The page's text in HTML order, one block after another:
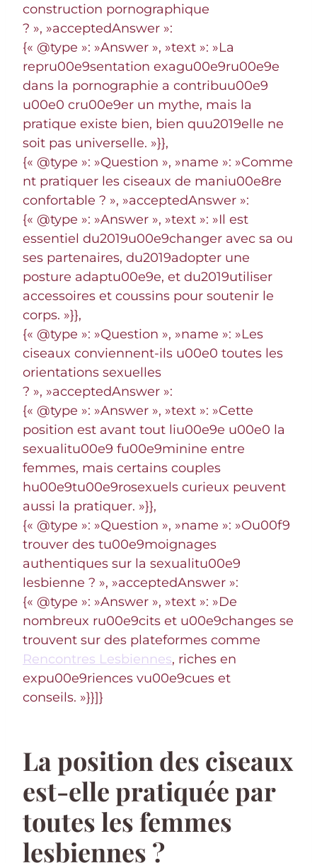
construction pornographique
? », »acceptedAnswer »:
{« @type »: »Answer », »text »: »La
repru00e9sentation exagu00e9ru00e9e
dans la pornographie a contribuu00e9
u00e0 cru00e9er un mythe, mais la
pratique existe bien, bien quu2019elle ne
soit pas universelle. »}},
{« @type »: »Question », »name »: »Comme
nt pratiquer les ciseaux de maniu00e8re
confortable ? », »acceptedAnswer »:
{« @type »: »Answer », »text »: »Il est
essentiel du2019u00e9changer avec sa ou
ses partenaires, du2019adopter une
posture adaptu00e9e, et du2019utiliser
accessoires et coussins pour soutenir le
corps. »}},
{« @type »: »Question », »name »: »Les
ciseaux conviennent-ils u00e0 toutes les
orientations sexuelles
? », »acceptedAnswer »:
{« @type »: »Answer », »text »: »Cette
position est avant tout liu00e9e u00e0 la
sexualitu00e9 fu00e9minine entre
femmes, mais certains couples
hu00e9tu00e9rosexuels curieux peuvent
aussi la pratiquer. »}},
{« @type »: »Question », »name »: »Ou00f9
trouver des tu00e9moignages
authentiques sur la sexualitu00e9
lesbienne ? », »acceptedAnswer »:
{« @type »: »Answer », »text »: »De
nombreux ru00e9cits et u00e9changes se
trouvent sur des plateformes comme
Rencontres Lesbiennes, riches en
expu00e9riences vu00e9cues et
conseils. »}}]}
La position des ciseaux
est-elle pratiquée par
toutes les femmes
lesbiennes ?